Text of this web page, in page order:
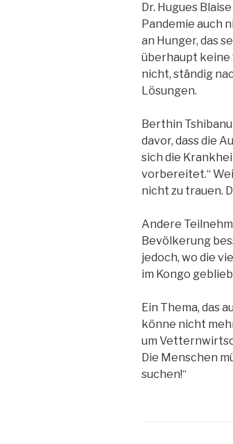
Dr. Hugues
Pandemie auch
an Hunger, das
überhaupt keine
nicht, ständig
Lösungen.
Berthin
davor, dass die
sich die
vorbereitet.“
nicht zu trauen.
Andere
Bevölkerung
jedoch, wo die
im Kongo
Ein Thema, das
könne nicht
um
Die Menschen
suchen!“